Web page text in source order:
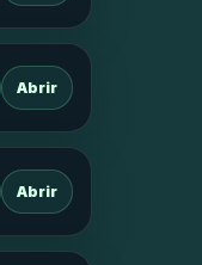
Abrir
Abrir